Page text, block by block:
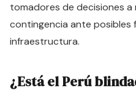
tomadores de decisiones
contingencia ante posibles
infraestructura.
¿Está el Perú